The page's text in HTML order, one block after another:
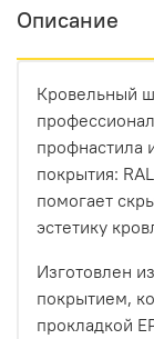
Описание
Кровельный
профнастила
покрытия:
помогает
эстетику
Изготовлен
покрытием,
прокладкой